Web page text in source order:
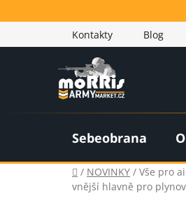
na
Kontakty
Blog
Sebeobrana
Domů
/ NOVINKY / Vše pro
vnější hlavně pro